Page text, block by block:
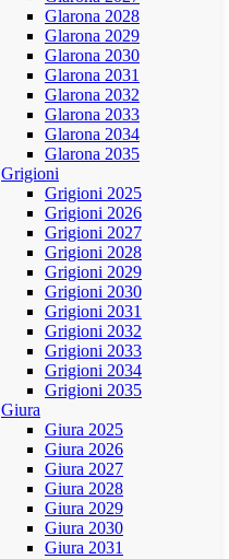
Glarona 2028
Glarona 2029
Glarona 2030
Glarona 2031
Glarona 2032
Glarona 2033
Glarona 2034
Glarona 2035
Grigioni
Grigioni 2025
Grigioni 2026
Grigioni 2027
Grigioni 2028
Grigioni 2029
Grigioni 2030
Grigioni 2031
Grigioni 2032
Grigioni 2033
Grigioni 2034
Grigioni 2035
Giura
Giura 2025
Giura 2026
Giura 2027
Giura 2028
Giura 2029
Giura 2030
Giura 2031